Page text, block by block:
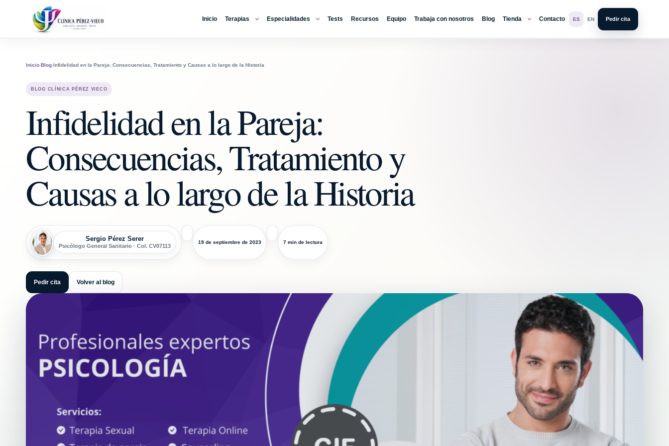
Inicio Terapias Especialidades Tests Recursos Equipo Trabaja con nosotros Blog Tienda Contacto ES EN Pedir cita
Inicio›Blog›Infidelidad en la Pareja: Consecuencias, Tratamiento y Causas a lo largo de la Historia
BLOG CLÍNICA PÉREZ VIECO
Infidelidad en la Pareja:
Consecuencias, Tratamiento y
Causas a lo largo de la Historia
Sergio Pérez Serer
Psicólogo General Sanitario · Col. CV07113
19 de septiembre de 2023 7 min de lectura
Pedir cita Volver al blog